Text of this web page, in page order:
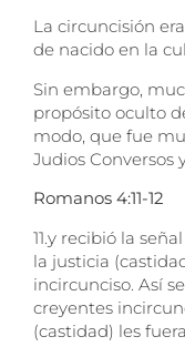
La circuncisión
de nacido en la
Sin embargo,
propósito oculto
modo, que fue
Judios Conversos
Romanos 4:11-12
11. y recibió la
la justicia
incircunciso. Así
creyentes
(castidad) les